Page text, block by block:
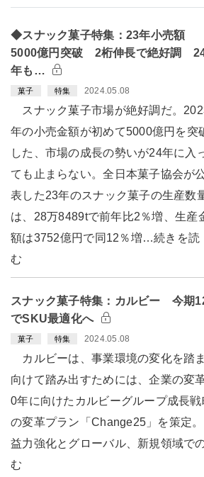
◆スナック菓子特集：23年小売額
5000億円突破 2桁伸長で絶好調
年も…
菓子 特集 2024.05.08
スナック菓子市場が絶好調だ。
年の小売金額が初めて5000億円を突
した、市場の成長の勢いが24年に入
ても止まらない。全日本菓子協会が
表した23年のスナック菓子の生産数
は、28万8489tで前年比2％増、生産
額は3752億円で同12％増…続きを読
む
スナック菓子特集：カルビー 今期
でSKU最適化へ
菓子 特集 2024.05.08
カルビーは、事業環境の変化を踏
向けて踏み出すためには、企業の変
0年に向けたカルビーグループ成長
の変革プラン「Change25」を策定
益力強化とグローバル、新規領域で
む